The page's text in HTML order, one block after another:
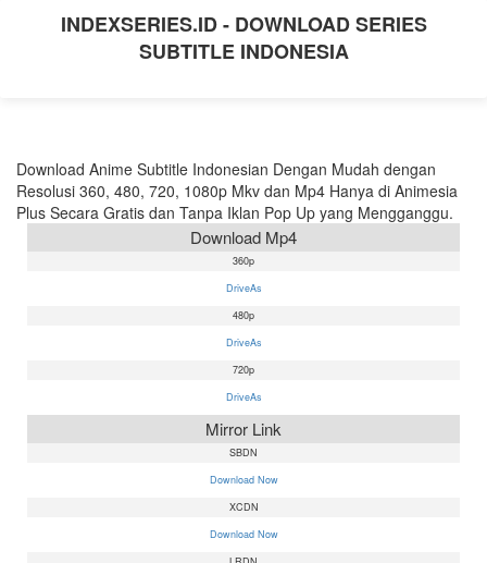
INDEXSERIES.ID - DOWNLOAD SERIES
SUBTITLE INDONESIA
Download Anime Subtitle Indonesian Dengan Mudah dengan
Resolusi 360, 480, 720, 1080p Mkv dan Mp4 Hanya di Animesia
Plus Secara Gratis dan Tanpa Iklan Pop Up yang Mengganggu.
Download Mp4
360p
DriveAs
480p
DriveAs
720p
DriveAs
Mirror Link
SBDN
Download Now
XCDN
Download Now